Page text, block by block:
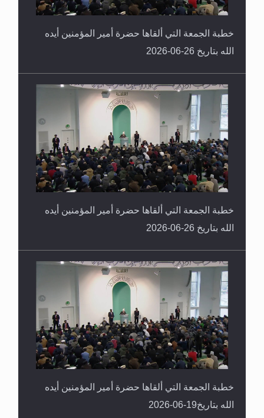
خطبة الجمعة التي ألقاها حضرة أمير المؤمنين أيده
خطبة الجمعة التي ألقاها حضرة أمير المؤمنين أيده
خطبة الجمعة التي ألقاها حضرة أمير المؤمنين أيده